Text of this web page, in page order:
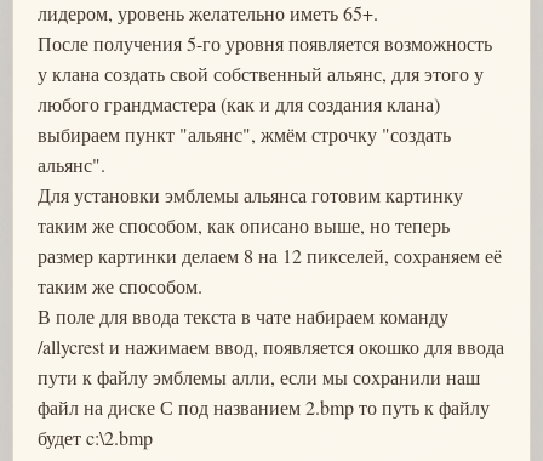
лидером, уровень желательно иметь 65+.
После получения 5-го уровня появляется возможность
у клана создать свой собственный альянс, для этого у
любого грандмастера (как и для создания клана)
выбираем пункт "альянс", жмём строчку "создать
альянс".
Для установки эмблемы альянса готовим картинку
таким же способом, как описано выше, но теперь
размер картинки делаем 8 на 12 пикселей, сохраняем её
таким же способом.
В поле для ввода текста в чате набираем команду
/allycrest и нажимаем ввод, появляется окошко для ввода
пути к файлу эмблемы алли, если мы сохранили наш
файл на диске С под названием 2.bmp то путь к файлу
будет c:\2.bmp